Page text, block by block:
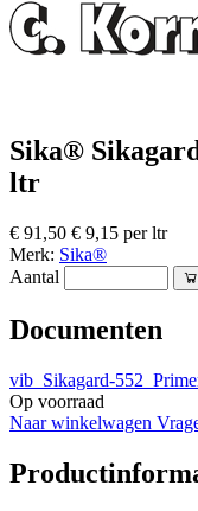
Sika®
ltr
€ 91,50 € 9,15 per ltr
Merk: Sika®
Aantal
Documenten
vib_Sikagard-
Op voorraad
Naar winkelwagen